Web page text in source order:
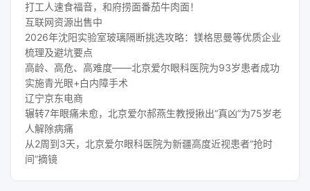
打工人速食福音，和府捞面番茄牛肉面！
互联网资源出售中
2026年沈阳实验室玻璃隔断挑选攻略：镁格思曼等优质企业
梳理及避坑要点
高龄、高危、高难度——北京爱尔眼科医院为93岁患者成功
实施青光眼+白内障手术
辽宁京东电商
辗转7年眼痛未愈，北京爱尔郝燕生教授揪出“真凶”为75岁老
人解除病痛
从2周到3天，北京爱尔眼科医院为新疆高度近视患者“抢时
间”摘镜